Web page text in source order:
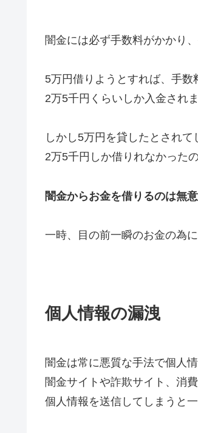
闇金には必ず手数料がかかり
5万円借りようとすれば、手数
2万5千円くらいしか入金されま
しかし5万円を貸したとされて
2万5千円しか借りれなかった
闇金からお金を借りるのは無
一時、目の前一瞬のお金の為
個人情報の漏洩
闇金は常に悪質な手法で個人
闇金サイトや詐欺サイト、消
個人情報を送信してしまうと